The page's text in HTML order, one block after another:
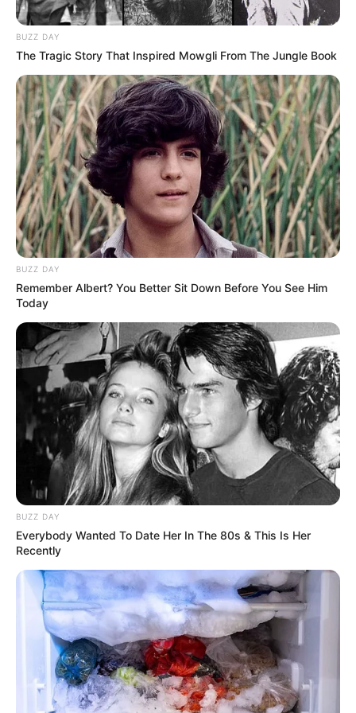
Partizanit realizoi pesë minuta nga përfundimi i takimit
golin e fundit të skuadrës së tij.
BUZZ DAY
The Tragic Story That Inspired Mowgli From The Jungle Book
BUZZ DAY
Remember Albert? You Better Sit Down Before You See Him
Today
BUZZ DAY
Everybody Wanted To Date Her In The 80s & This Is Her
Recently